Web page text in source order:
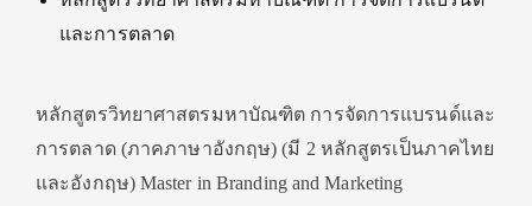
และการตลาด
หลักสูตรวิทยาศาสตรมหาบัณฑิต การจัดการแบรนด์และ
การตลาด (ภาคภาษาอังกฤษ) (มี 2 หลักสูตรเป็นภาคไทย
และอังกฤษ) Master in Branding and Marketing